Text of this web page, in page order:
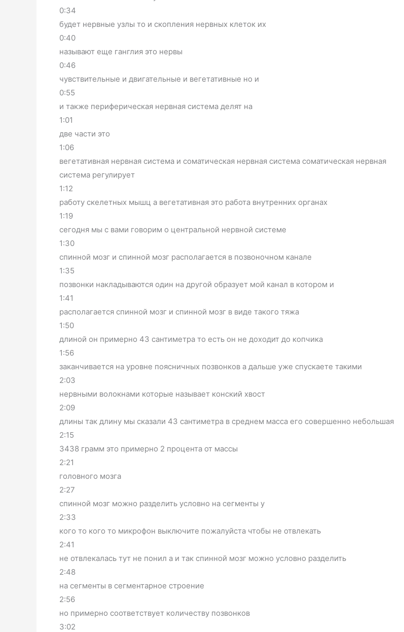
0:34
будет нервные узлы то и скопления нервных клеток их
0:40
называют еще ганглия это нервы
0:46
чувствительные и двигательные и вегетативные но и
0:55
и также периферическая нервная система делят на
1:01
две части это
1:06
вегетативная нервная система и соматическая нервная система соматическая нервная
система регулирует
1:12
работу скелетных мышц а вегетативная это работа внутренних органах
1:19
сегодня мы с вами говорим о центральной нервной системе
1:30
спинной мозг и спинной мозг располагается в позвоночном канале
1:35
позвонки накладываются один на другой образует мой канал в котором и
1:41
располагается спинной мозг и спинной мозг в виде такого тяжа
1:50
длиной он примерно 43 сантиметра то есть он не доходит до копчика
1:56
заканчивается на уровне поясничных позвонков а дальше уже спускаете такими
2:03
нервными волокнами которые называет конский хвост
2:09
длины так длину мы сказали 43 сантиметра в среднем масса его совершенно небольшая
2:15
3438 грамм это примерно 2 процента от массы
2:21
головного мозга
2:27
спинной мозг можно разделить условно на сегменты у
2:33
кого то кого то микрофон выключите пожалуйста чтобы не отвлекать
2:41
не отвлекалась тут не понил а и так спинной мозг можно условно разделить
2:48
на сегменты в сегментарное строение
2:56
но примерно соответствует количеству позвонков
3:02